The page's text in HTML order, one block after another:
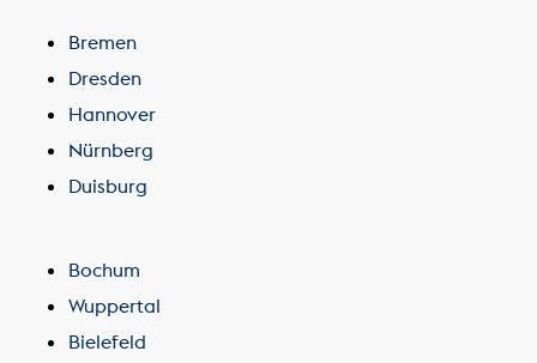
Bremen
Dresden
Hannover
Nürnberg
Duisburg
Bochum
Wuppertal
Bielefeld